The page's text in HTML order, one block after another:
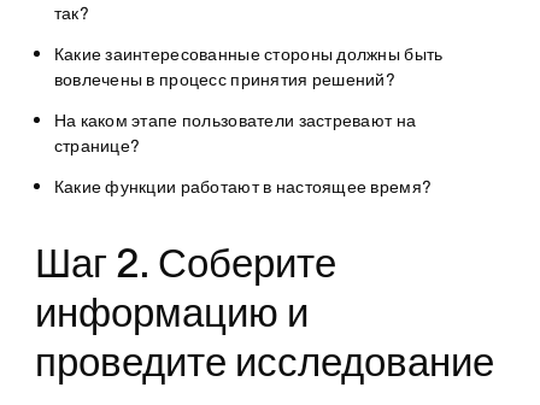
так?
Какие заинтересованные стороны должны быть
вовлечены в процесс принятия решений?
На каком этапе пользователи застревают на
странице?
Какие функции работают в настоящее время?
Шаг 2. Соберите
информацию и
проведите исследование